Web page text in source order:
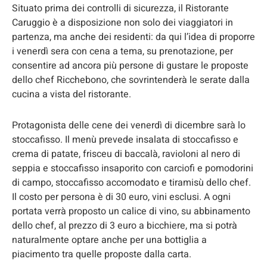
Situato prima dei controlli di sicurezza, il Ristorante
Caruggio è a disposizione non solo dei viaggiatori in
partenza, ma anche dei residenti: da qui l’idea di proporre
i venerdì sera con cena a tema, su prenotazione, per
consentire ad ancora più persone di gustare le proposte
dello chef Ricchebono, che sovrintenderà le serate dalla
cucina a vista del ristorante.
Protagonista delle cene dei venerdì di dicembre sarà lo
stoccafisso. Il menù prevede insalata di stoccafisso e
crema di patate, frisceu di baccalà, ravioloni al nero di
seppia e stoccafisso insaporito con carciofi e pomodorini
di campo, stoccafisso accomodato e tiramisù dello chef.
Il costo per persona è di 30 euro, vini esclusi. A ogni
portata verrà proposto un calice di vino, su abbinamento
dello chef, al prezzo di 3 euro a bicchiere, ma si potrà
naturalmente optare anche per una bottiglia a
piacimento tra quelle proposte dalla carta.